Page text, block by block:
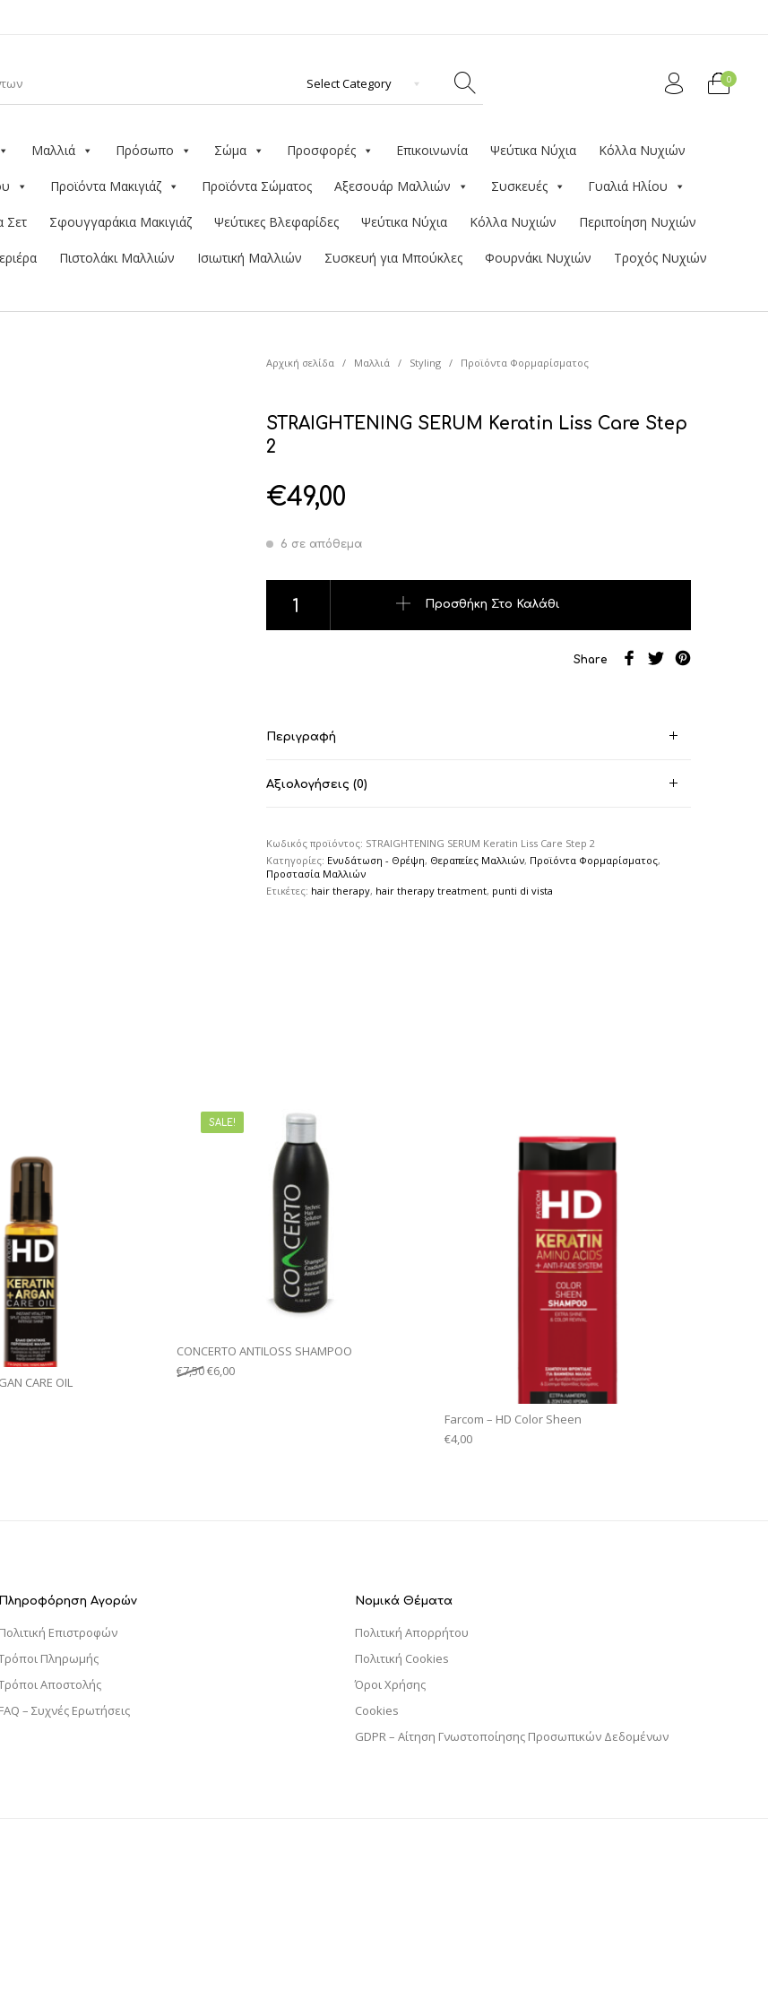
0
Μαλλιά Πρόσωπο Σώμα Προσφορές Επικοινωνία Ψεύτικα Νύχια Κόλλα Νυχιών
Προϊόντα Μακιγιάζ Προϊόντα Σώματος Αξεσουάρ Μαλλιών Συσκευές Γυαλιά Ηλίου
Σετ Σφουγγαράκια Μακιγιάζ Ψεύτικες Βλεφαρίδες Ψεύτικα Νύχια Κόλλα Νυχιών Περιποίηση Νυχιών
Πιστολάκι Μαλλιών Ισιωτική Μαλλιών Συσκευή για Μπούκλες Φουρνάκι Νυχιών Τροχός Νυχιών
Αρχική σελίδα / Μαλλιά / Styling / Προϊόντα Φορμαρίσματος
STRAIGHTENING SERUM Keratin Liss Care Step
2
€49,00
6 σε απόθεμα
Προσθήκη Στο Καλάθι
Share
Περιγραφή
Αξιολογήσεις (0)
Κωδικός προϊόντος: STRAIGHTENING SERUM Keratin Liss Care Step 2
Κατηγορίες: Ενυδάτωση - Θρέψη, Θεραπείες Μαλλιών, Προϊόντα Φορμαρίσματος,
Προστασία Μαλλιών
Ετικέτες: hair therapy, hair therapy treatment, punti di vista
CARE OIL
SALE!
CONCERTO ANTILOSS SHAMPOO
€7,50€6,00
Farcom – HD Color Sheen
€4,00
Πληροφόρηση Αγορών
Πολιτική Επιστροφών
Πληρωμής
Αποστολής
FAQ – Συχνές Ερωτήσεις
Νομικά Θέματα
Πολιτική Απορρήτου
Πολιτική Cookies
Όροι Χρήσης
Cookies
GDPR – Αίτηση Γνωστοποίησης Προσωπικών Δεδομένων